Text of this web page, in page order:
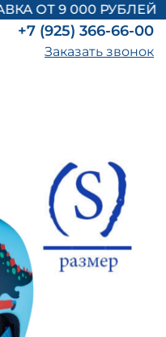
ОТ 9 000 РУБЛЕЙ
+7 (925) 366-66-00
Заказать звонок